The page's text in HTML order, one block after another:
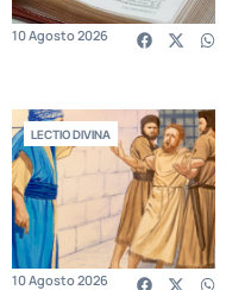
10 Agosto 2026
LECTIO DIVINA
10 Agosto 2026